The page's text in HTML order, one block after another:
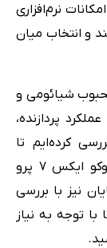
نرم‌افزاری
و انتخاب میان
شیائومی و
پردازنده،
کرده‌ایم تا
مشخص شود در مقایسه گلکسی A36 و پوکو ایکس ۷ پرو
نیز با بررسی
توجه به نیاز